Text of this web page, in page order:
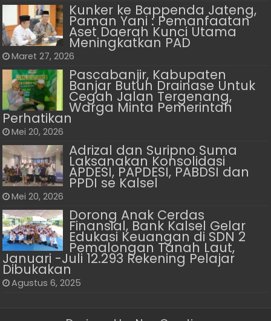
Kunker ke Bappenda Jateng,
Paman Yani : Pemanfaatan
Aset Daerah Kunci Utama
Meningkatkan PAD
Maret 27, 2026
Pascabanjir, Kabupaten
Banjar Butuh Drainase Untuk
Cegah Jalan Tergenang,
Warga Minta Pemerintah
Perhatikan
Mei 20, 2026
Adrizal dan Suripno Suma
Laksanakan Konsolidasi
APDESI, PAPDESI, PABDSI dan
PPDI se Kalsel
Mei 20, 2026
Dorong Anak Cerdas
Finansial, Bank Kalsel Gelar
Edukasi Keuangan di SDN 2
Pemalongan Tanah Laut,
Januari -Juli 12.293 Rekening Pelajar
Dibukakan
Agustus 6, 2025